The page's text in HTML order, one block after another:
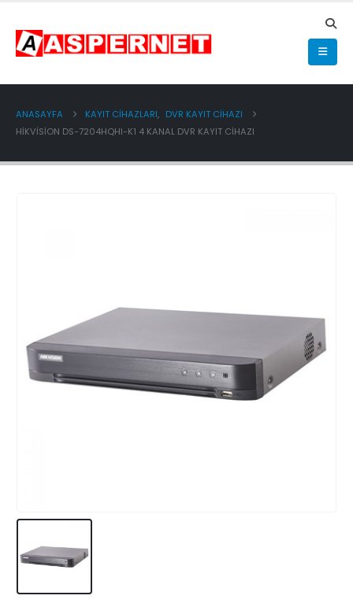
ANASAYFA KAYIT CİHAZLARI, DVR KAYIT CİHAZI
HIKVISION DS-7204HQHI-K1 4 KANAL DVR KAYIT CIHAZI